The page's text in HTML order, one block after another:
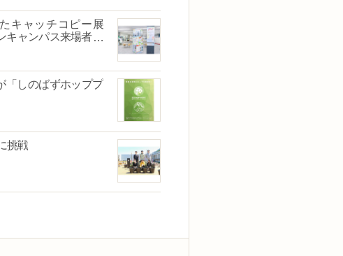
キャッチコピー展
ャンパス来場者向
「しのばずホッププ
挑戦